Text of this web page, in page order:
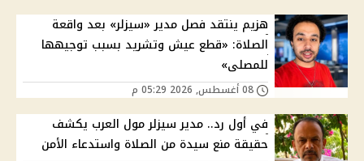
هزيم ينتقد فصل مدير «سيزلر» بعد واقعة
الصلاة: «قطع عيش وتشريد بسبب توجيهها
للمصلى»
في أول رد.. مدير سيزلر مول العرب يكشف
حقيقة منع سيدة من الصلاة واستدعاء الأمن